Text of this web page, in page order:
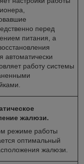
перед
питания, а
автоматически
работу системы
жалюзи.
режиме работы
оптимальный
жалюзи.